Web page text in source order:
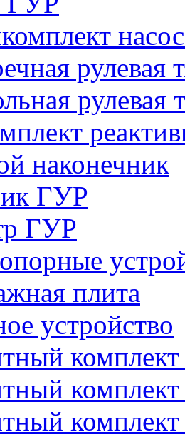
рулевая
рулевая
наконечник
ГУР
ГУР
плита
устройство
комплект
комплект